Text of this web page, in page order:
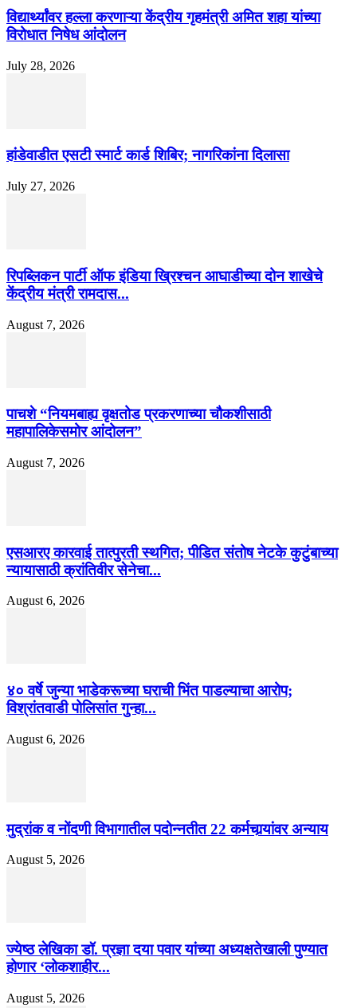
विद्यार्थ्यांवर हल्ला करणाऱ्या केंद्रीय गृहमंत्री अमित शहा यांच्या
विरोधात निषेध आंदोलन
July 28, 2026
हांडेवाडीत एसटी स्मार्ट कार्ड शिबिर; नागरिकांना दिलासा
July 27, 2026
रिपब्लिकन पार्टी ऑफ इंडिया ख्रिश्चन आघाडीच्या दोन शाखेचे
केंद्रीय मंत्री रामदास...
August 7, 2026
पाचशे “नियमबाह्य वृक्षतोड प्रकरणाच्या चौकशीसाठी
महापालिकेसमोर आंदोलन”
August 7, 2026
एसआरए कारवाई तात्पुरती स्थगित; पीडित संतोष नेटके कुटुंबाच्या
न्यायासाठी क्रांतिवीर सेनेचा...
August 6, 2026
४० वर्षे जुन्या भाडेकरूच्या घराची भिंत पाडल्याचा आरोप;
विश्रांतवाडी पोलिसांत गुन्हा...
August 6, 2026
मुद्रांक व नोंदणी विभागातील पदोन्नतीत 22 कर्मचार्‍यांवर अन्याय
August 5, 2026
ज्येष्ठ लेखिका डॉ. प्रज्ञा दया पवार यांच्या अध्यक्षतेखाली पुण्यात
होणार ‘लोकशाहीर...
August 5, 2026